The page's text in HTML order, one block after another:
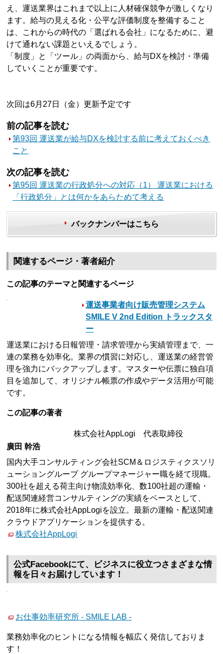
え、運送業界はこれまで以上に人材確保競争が激しくなり
ます。給与の見える化・公平な評価制度を整備すること
は、これからの時代の「選ばれる会社」になるために、避
けて通れない課題といえるでしょう。
「制度」と「ツール」の両面から、給与DXを検討・準備
していくことが重要です。
次回は6月27日（金）更新予定です
前の記事を読む
第93回 運送業が給与DXを検討する前に考えておくべき
こと
次の記事を読む
第95回 運送業の行政処分への対応（1） 運送業における
「行政処分」とは何かをあらためて考える
バックナンバーはこちら
関連するページ・著者紹介
この記事のテーマと関連するページ
運送事業者向け販売管理システム
SMILE V 2nd Edition トラックスタ
ー
運送業における日報管理・請求管理から実績管理まで、一
連の業務を効率化。業界の慣習に対応し、運送業の経営管
理を強力にバックアップします。マスターや伝票に独自項
目を追加して、オリジナル帳票の作成やデータ活用が可能
です。
この記事の著者
株式会社AppLogi 代表取締役
廣田 幹浩
国内大手コンサルティング会社SCM＆ロジスティクスソリ
ューショングループ グループマネージャー職を経て現職。
300社を超える荷主向け物流効率化、数100社超の運輸・
配送関連経営コンサルティングの実績をベースとして、
2018年に株式会社AppLogiを設立。最新の運輸・配送関連
クラウドアプリケーションを提供する。
株式会社AppLogi
公式Facebookにて、ビジネスに役立つさまざまな情
報を日々お届けしています！
お仕事効率研究所 - SMILE LAB -
業務効率化のヒントになる情報を幅広く発信しておりま
す！